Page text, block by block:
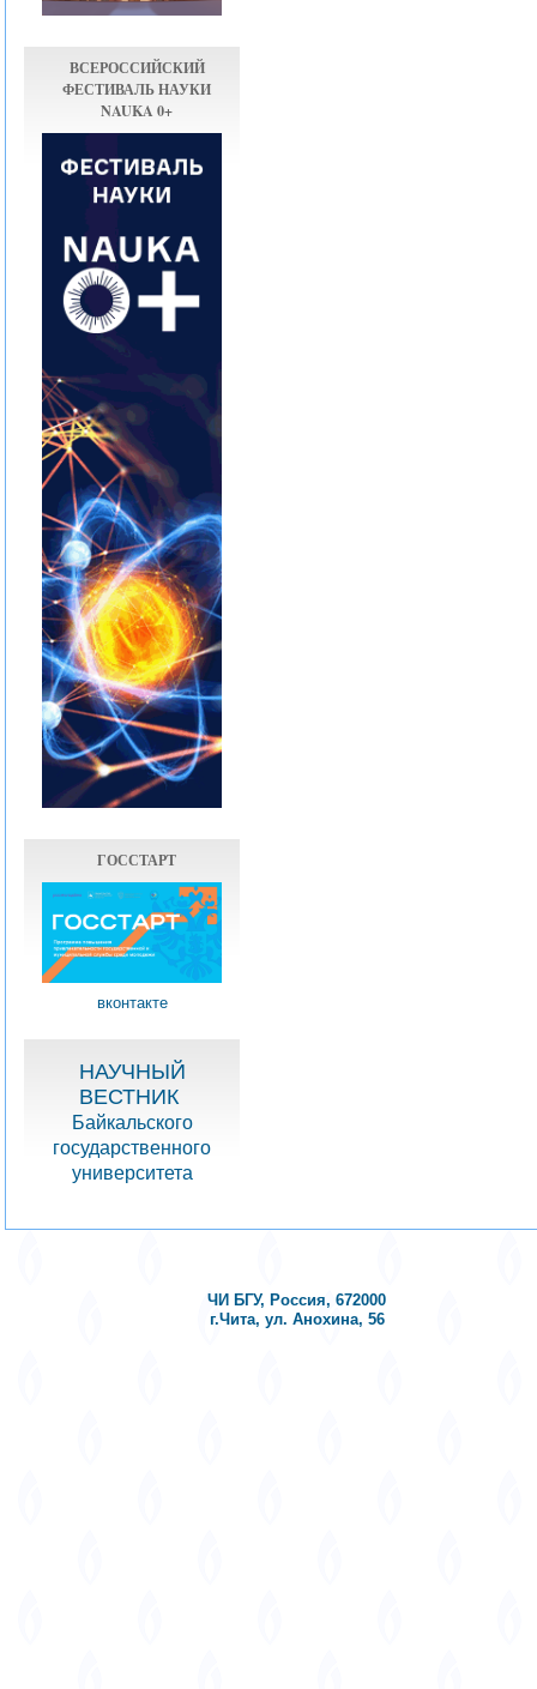
ВСЕРОССИЙСКИЙ
ФЕСТИВАЛЬ НАУКИ
NAUKA 0+
ГОССТАРТ
вконтакте
НАУЧНЫЙ
ВЕСТНИК
Байкальского
государственного
университета
ЧИ БГУ, Россия, 672000
г.Чита, ул. Анохина, 56